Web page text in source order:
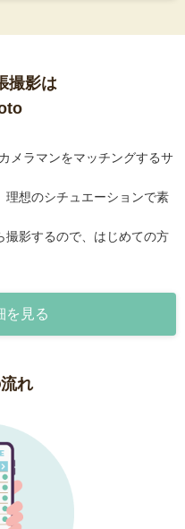
撮影は
メラマンをマッチングするサ
理想のシチュエーションで素
撮影するので、はじめての方
を見る
れ